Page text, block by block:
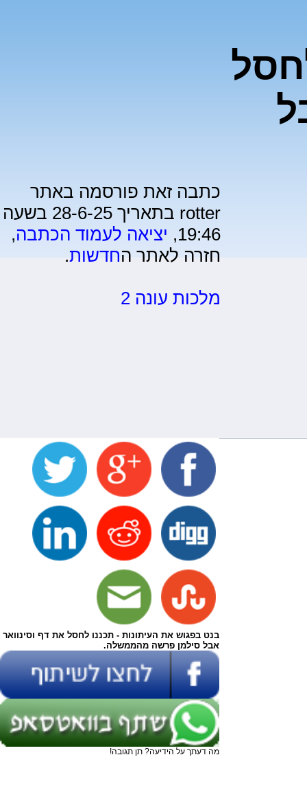
כתבה זאת פורסמה באתר
rotter בתאריך 28-6-25 בשעה
19:46, יציאה לעמוד הכתבה,
חזרה לאתר החדשות.
מלכות עונה 2
בנט בפגוש את העיתונות - תכננו לחסל את דף וסינוואר
אבל סילמן פרשה מהממשלה.
מה דעתך על הידיעה? תן תגובה!